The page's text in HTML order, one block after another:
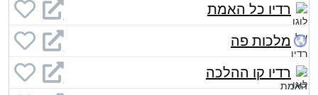
רדיו כל האמת
מלכות פה
רדיו קו ההלכה